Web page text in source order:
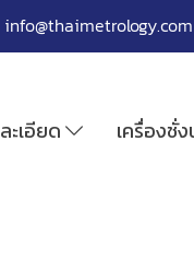
info@thaimetrology.com
ะเอียด เครื่องชั่